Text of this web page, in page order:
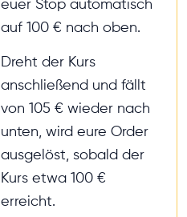
euer Stop automatisch
auf 100 € nach oben.
Dreht der Kurs
anschließend und fällt
von 105 € wieder nach
unten, wird eure Order
ausgelöst, sobald der
Kurs etwa 100 €
erreicht.